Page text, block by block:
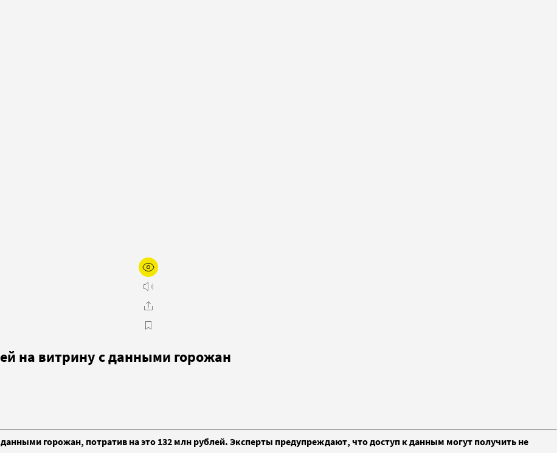
на витрину с данными горожан
горожан, потратив на это 132 млн рублей. Эксперты предупреждают, что доступ к данным могут получить не